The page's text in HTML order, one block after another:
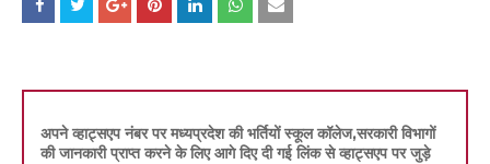
अपने व्हाट्सएप नंबर पर मध्यप्रदेश की भर्तियों स्कूल कॉलेज,सरकारी विभागों
की जानकारी प्राप्त करने के लिए आगे दिए दी गई लिंक से व्हाट्सएप पर जुड़े